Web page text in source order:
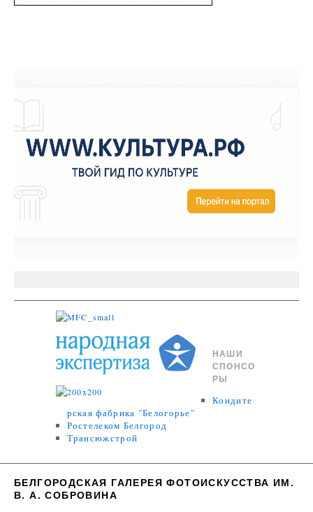
НАШИ
СПОНСО
РЫ
Кондите
рская фабрика "Белогорье"
Ростелеком Белгород
Трансюжстрой
БЕЛГОРОДСКАЯ ГАЛЕРЕЯ ФОТОИСКУССТВА ИМ.
В. А. СОБРОВИНА